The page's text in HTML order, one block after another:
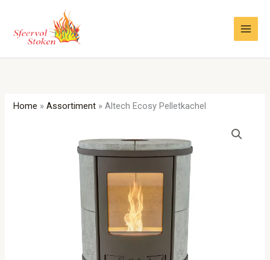
inhoud
Home »Assortiment »Altech Ecosy Pelletkachel